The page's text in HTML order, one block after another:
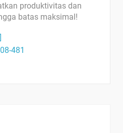
produktivitas dan
batas maksimal!
481